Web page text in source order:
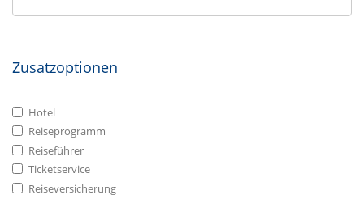
Zusatzoptionen
Hotel
Reiseprogramm
Reiseführer
Ticketservice
Reiseversicherung